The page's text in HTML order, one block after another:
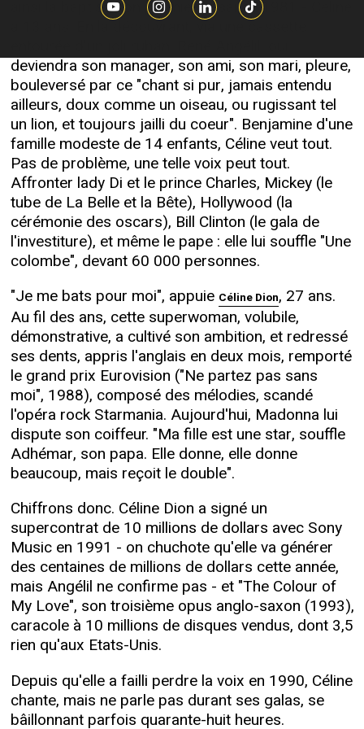
ainsi la baptise son premier essai en 1981 - Céline
a 13 ans. En la découvrant, via une cassette
deviendra son manager, son ami, son mari, pleure,
bouleversé par ce "chant si pur, jamais entendu
ailleurs, doux comme un oiseau, ou rugissant tel
un lion, et toujours jailli du coeur". Benjamine d'une
famille modeste de 14 enfants, Céline veut tout.
Pas de problème, une telle voix peut tout.
Affronter lady Di et le prince Charles, Mickey (le
tube de La Belle et la Bête), Hollywood (la
cérémonie des oscars), Bill Clinton (le gala de
l'investiture), et même le pape : elle lui souffle "Une
colombe", devant 60 000 personnes.
"Je me bats pour moi", appuie Céline Dion, 27 ans.
Au fil des ans, cette superwoman, volubile,
démonstrative, a cultivé son ambition, et redressé
ses dents, appris l'anglais en deux mois, remporté
le grand prix Eurovision ("Ne partez pas sans
moi", 1988), composé des mélodies, scandé
l'opéra rock Starmania. Aujourd'hui, Madonna lui
dispute son coiffeur. "Ma fille est une star, souffle
Adhémar, son papa. Elle donne, elle donne
beaucoup, mais reçoit le double".
Chiffrons donc. Céline Dion a signé un
supercontrat de 10 millions de dollars avec Sony
Music en 1991 - on chuchote qu'elle va générer
des centaines de millions de dollars cette année,
mais Angélil ne confirme pas - et "The Colour of
My Love", son troisième opus anglo-saxon (1993),
caracole à 10 millions de disques vendus, dont 3,5
rien qu'aux Etats-Unis.
Depuis qu'elle a failli perdre la voix en 1990, Céline
chante, mais ne parle pas durant ses galas, se
bâillonnant parfois quarante-huit heures.